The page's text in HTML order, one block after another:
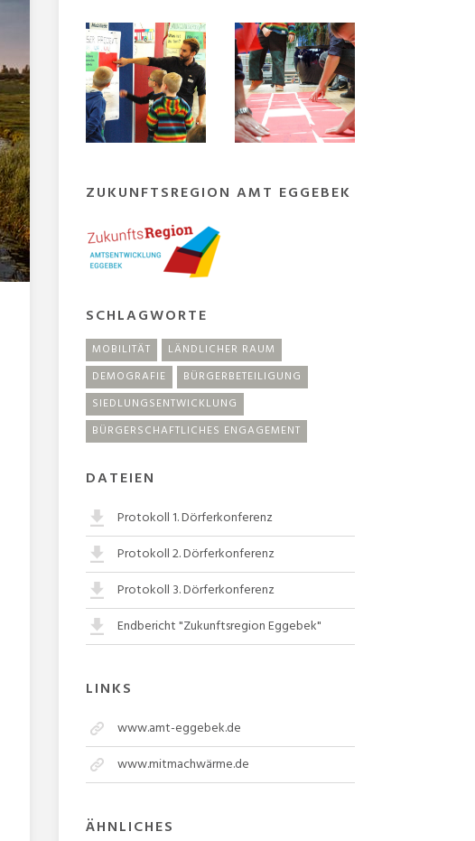
ZUKUNFTSREGION AMT EGGEBEK
SCHLAGWORTE
MOBILITÄT
LÄNDLICHER RAUM
DEMOGRAFIE
BÜRGERBETEILIGUNG
SIEDLUNGSENTWICKLUNG
BÜRGERSCHAFTLICHES ENGAGEMENT
DATEIEN
Protokoll 1. Dörferkonferenz
Protokoll 2. Dörferkonferenz
Protokoll 3. Dörferkonferenz
Endbericht "Zukunftsregion Eggebek"
LINKS
www.amt-eggebek.de
www.mitmachwärme.de
ÄHNLICHES